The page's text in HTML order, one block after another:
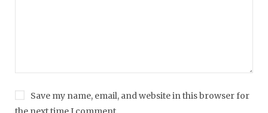
Save my name, email, and website in this browser for